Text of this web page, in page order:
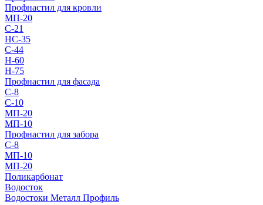
Профнастил для кровли
МП-20
С-21
НС-35
С-44
Н-60
Н-75
Профнастил для фасада
С-8
С-10
МП-20
МП-10
Профнастил для забора
С-8
МП-10
МП-20
Поликарбонат
Водосток
Водостоки Металл Профиль